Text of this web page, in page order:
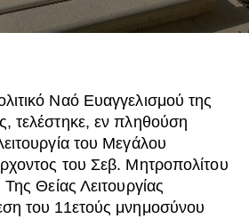
Ναό Ευαγγελισμού της
τελέστηκε, εν πληθούση
του Μεγάλου
του Σεβ. Μητροπολίτου
Θείας Λειτουργίας
του 11ετούς μνημοσύνου